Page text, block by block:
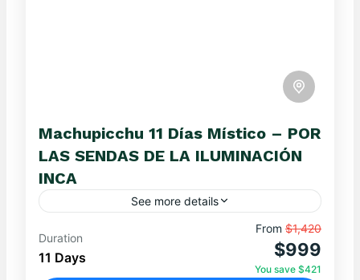
Machupicchu 11 Días Místico – POR
LAS SENDAS DE LA ILUMINACIÓN
INCA
See more details
Embárcate en un viaje sagrado por Cusco,
Machupicchu, la Montaña de 7 Colores, el Lago
Titicaca y portales místicos como Amaru Muru.
Duration
11 Days
From $1,420
$999
You save $421